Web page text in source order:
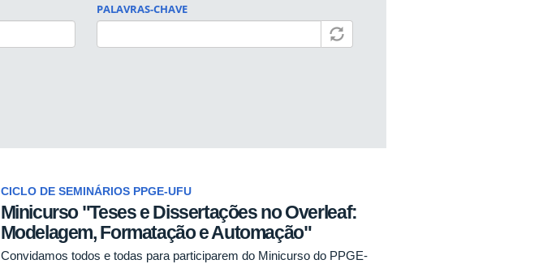
PALAVRAS-CHAVE
CICLO DE SEMINÁRIOS PPGE-UFU
Minicurso "Teses e Dissertações no Overleaf:
Modelagem, Formatação e Automação"
Convidamos todos e todas para participarem do Minicurso do PPGE-